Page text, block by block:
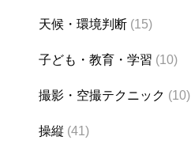
天候・環境判断 (15)
子ども・教育・学習 (10)
撮影・空撮テクニック (10)
操縦 (41)